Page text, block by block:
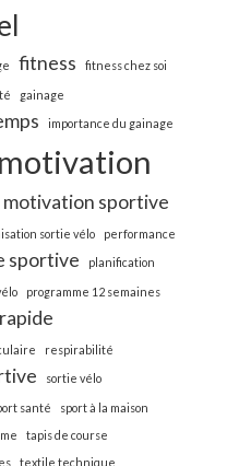
fitness fitness chez soi
gainage
importance du gainage
motivation
motivation sportive
sortie vélo performance
sportive planification
programme 12 semaines
respirabilité
sortie vélo
santé
sport à la maison
tapis de course
textile technique